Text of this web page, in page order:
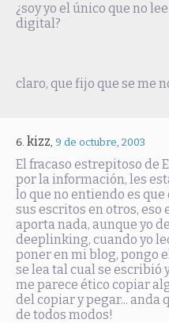
¿soy yo el único que no
digital?
claro, que fijo que se me
kizz, 9 de octubre, 2003
El fracaso estrepitoso de
por la información, les
lo que no entiendo es
sus escritos en otros, eso
aporta nada, aunque yo
deeplinking, cuando yo
poner en mi blog, pongo
se lea tal cual se escribió
me parece ético copiar
del copiar y pegar... anda
de todos modos!